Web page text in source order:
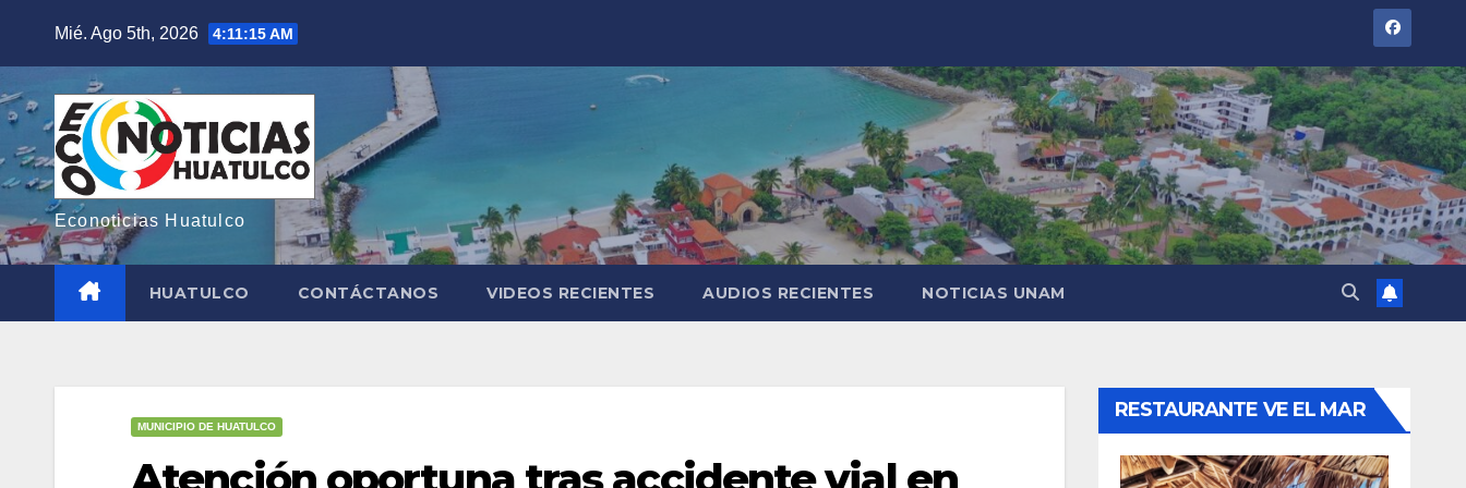
Mié. Ago 5th, 2026 4:11:16 AM
Econoticias Huatulco
HUATULCO CONTÁCTANOS VIDEOS RECIENTES AUDIOS RECIENTES NOTICIAS UNAM
MUNICIPIO DE HUATULCO
RESTAURANTE VE EL MAR